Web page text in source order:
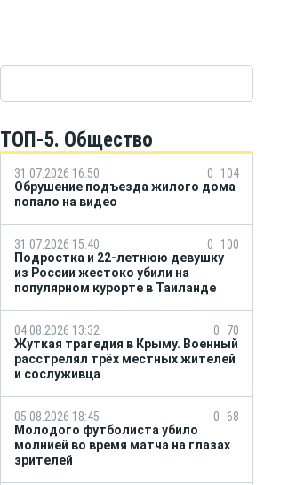
ТОП-5. Общество
31.07.2026 16:50 0
104
Обрушение подъезда жилого дома
попало на видео
31.07.2026 15:40 0
100
Подростка и 22-летнюю девушку
из России жестоко убили на
популярном курорте в Таиланде
04.08.2026 13:32 0
70
Жуткая трагедия в Крыму. Военный
расстрелял трёх местных жителей
и сослуживца
05.08.2026 18:45 0
68
Молодого футболиста убило
молнией во время матча на глазах
зрителей